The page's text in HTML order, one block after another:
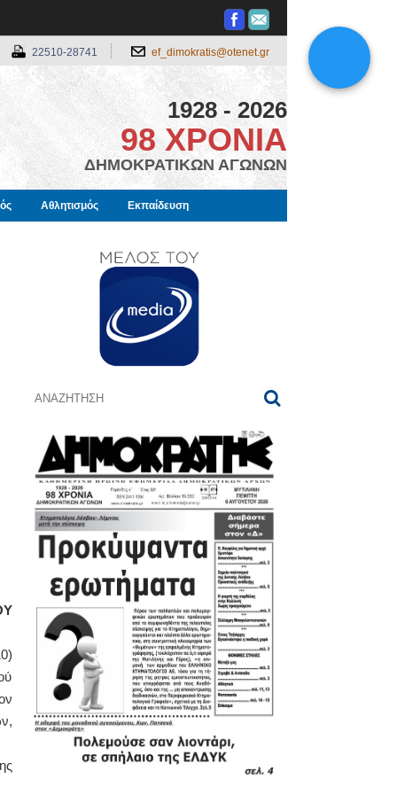
22510-28741 ef_dimokratis@otenet.gr
1928 - 2026
98 ΧΡΟΝΙΑ
ΔΗΜΟΚΡΑΤΙΚΩΝ ΑΓΩΝΩΝ
Αθλητισμός Εκπαίδευση